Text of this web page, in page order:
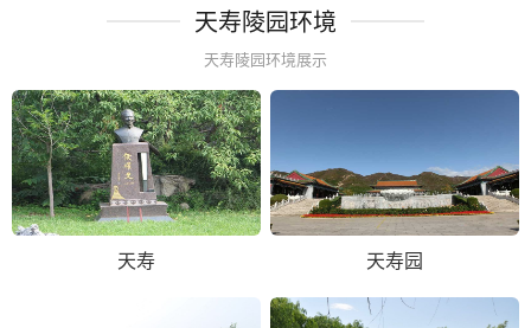
天寿陵园环境
天寿陵园环境展示
天寿 天寿园